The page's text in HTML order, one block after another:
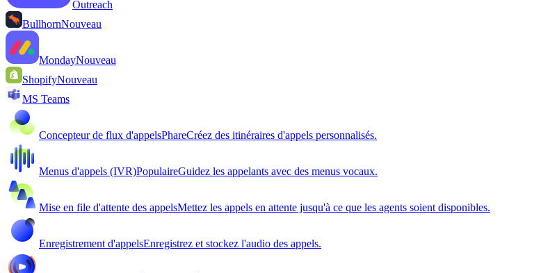
Outreach
BullhornNouveau
MondayNouveau
ShopifyNouveau
MS Teams
Concepteur de flux d'appelsPhareCréez des itinéraires d'appels personnalisés.
Menus d'appels (IVR)PopulaireGuidez les appelants avec des menus vocaux.
Mise en file d'attente des appelsMettez les appels en attente jusqu'à ce que les agents soient disponibles.
Enregistrement d'appelsEnregistrez et stockez l'audio des appels.